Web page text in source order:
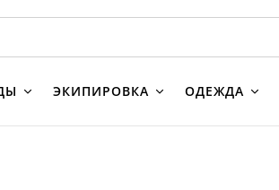
ЭКИПИРОВКА ОДЕЖДА